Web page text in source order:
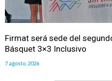
Firmat será sede del
Básquet 3×3 Inclusivo
7 agosto, 2026